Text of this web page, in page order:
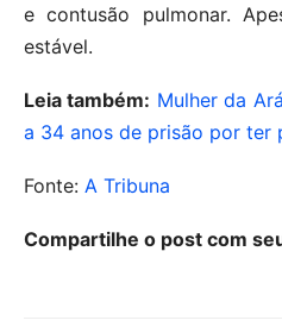
e contusão pulmonar.
estável.
Leia também: Mulher da
a 34 anos de prisão por ter
Fonte: A Tribuna
Compartilhe o post com